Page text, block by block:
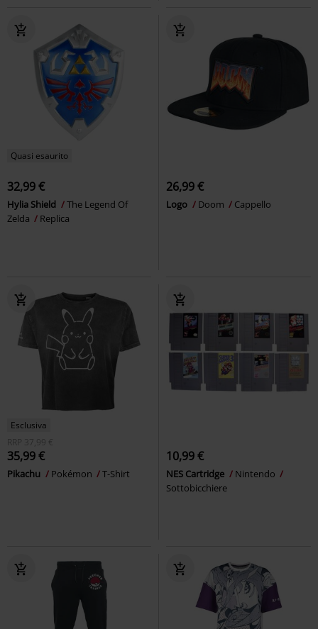
Quasi esaurito
32,99 €
Hylia Shield
The Legend Of
Zelda
Replica
26,99 €
Logo Doom Cappello
Esclusiva
RRP
37,99 €
35,99 €
Pikachu Pokémon T-Shirt
10,99 €
NES Cartridge
Nintendo
Sottobicchiere